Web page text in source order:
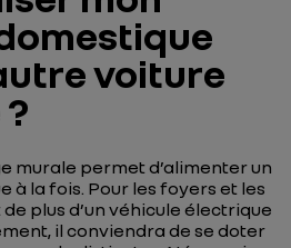
voiture
murale permet d’alimenter un
à la fois. Pour les foyers et les
plus d’un véhicule électrique
il conviendra de se doter